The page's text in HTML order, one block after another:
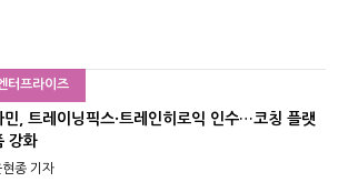
터프라이즈
민, 트레이닝픽스·트레인히로익 인수…코칭 플랫
강화
현종 기자